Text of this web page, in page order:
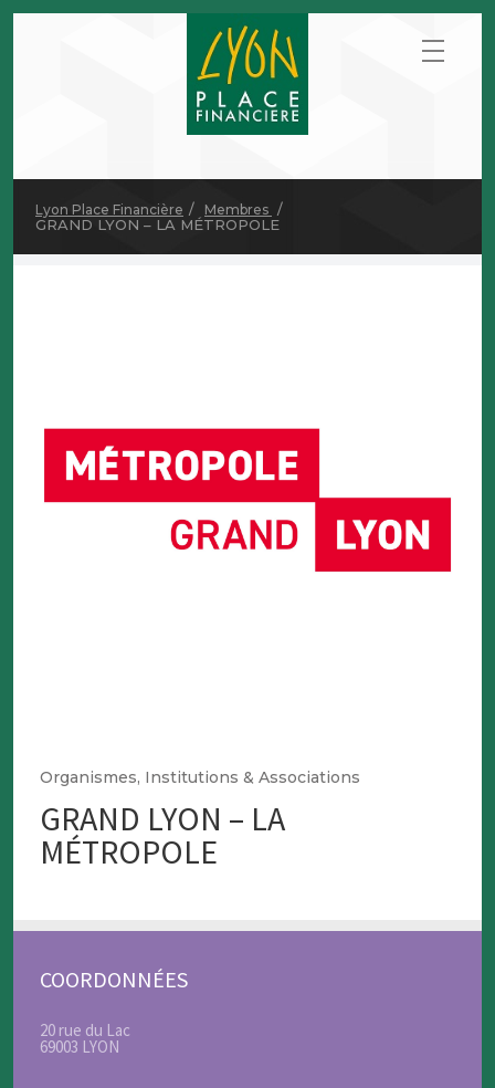
Lyon Place Financière Membres
GRAND LYON – LA MÉTROPOLE
Organismes, Institutions & Associations
GRAND LYON – LA
MÉTROPOLE
COORDONNÉES
20 rue du Lac
69003 LYON